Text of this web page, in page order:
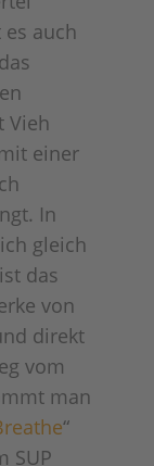
auch
Vieh
einer
In
gleich
das
von
direkt
vom
man
“
SUP